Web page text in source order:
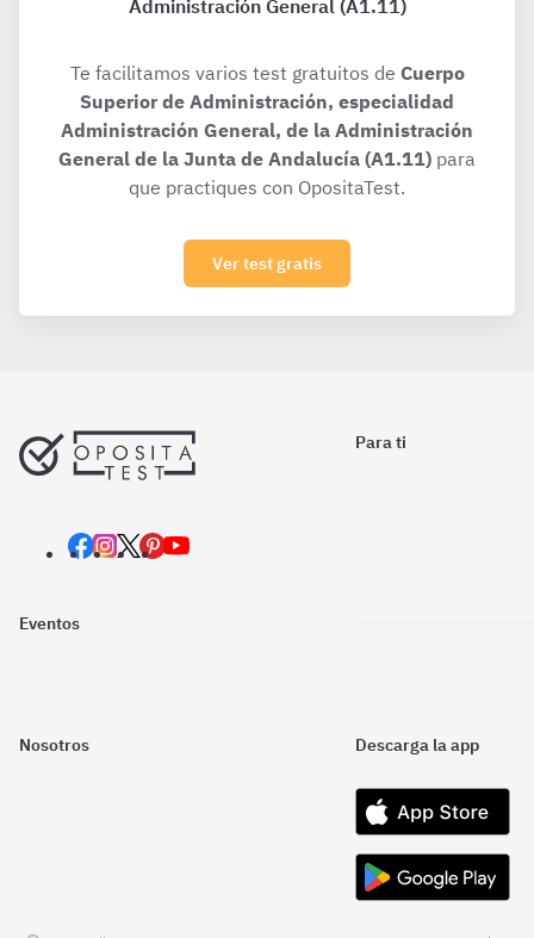
Administración General (A1.11)
Te facilitamos varios test gratuitos de Cuerpo
Superior de Administración, especialidad
Administración General, de la Administración
General de la Junta de Andalucía (A1.11) para
que practiques con OpositaTest.
Ver test gratis
Para ti
Eventos
Nosotros Descarga la app